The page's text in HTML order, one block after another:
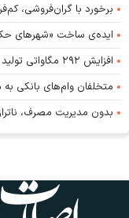
برخورد با گران‌فروشی،
ایده‌ی ساخت «شهرهای
افزایش ۲۹۲ مگاواتی تولید برق بدون مصرف حتی یک واحد سوخت اضافی
متخلفان وام‌های بانکی
بدون مدیریت مصرف،